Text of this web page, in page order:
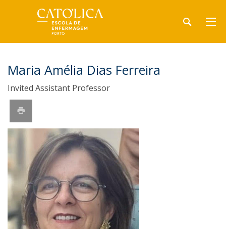
Maria Amélia Dias Ferreira
Invited Assistant Professor